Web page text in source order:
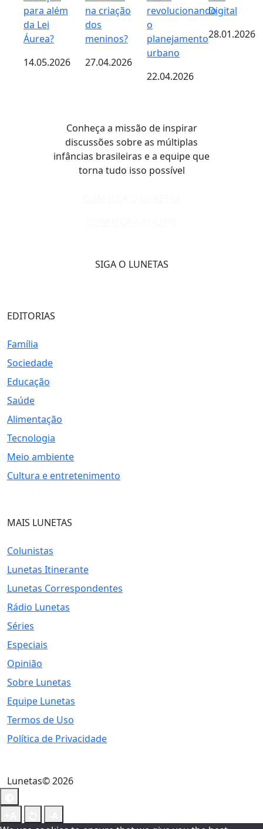
para além
da Lei
Áurea?
14.05.2026
na criação
dos
meninos?
27.04.2026
revolucionando
o
planejamento
urbano
22.04.2026
Digital
28.01.2026
Conheça a missão de inspirar
discussões sobre as múltiplas
infâncias brasileiras e a equipe que
torna tudo isso possível
SIGA O LUNETAS
EDITORIAS
Família
Sociedade
Educação
Saúde
Alimentação
Tecnologia
Meio ambiente
Cultura e entretenimento
MAIS LUNETAS
Colunistas
Lunetas Itinerante
Lunetas Correspondentes
Rádio Lunetas
Séries
Especiais
Opinião
Sobre Lunetas
Equipe Lunetas
Termos de Uso
Política de Privacidade
Lunetas© 2026